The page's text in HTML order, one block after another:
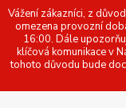
Vážení zákazníci, z
omezena provozní
16:00. Dále
klíčová komunikace v
tohoto důvodu bude